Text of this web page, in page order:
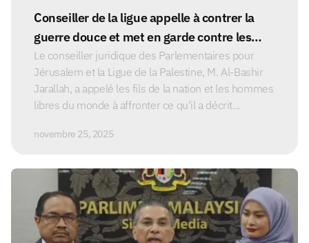
Conseiller de la ligue appelle à contrer la
guerre douce et met en garde contre les
complots visant la nation
Le conseiller juridique des Parlementaires pour
Jérusalem et la Ligue de la Palestine, M. Al-Bashir
Jarallah, a appelé les fils de la nation et les hommes
libres du monde à affronter ce qu'il a décrit...
novembre 25, 2025